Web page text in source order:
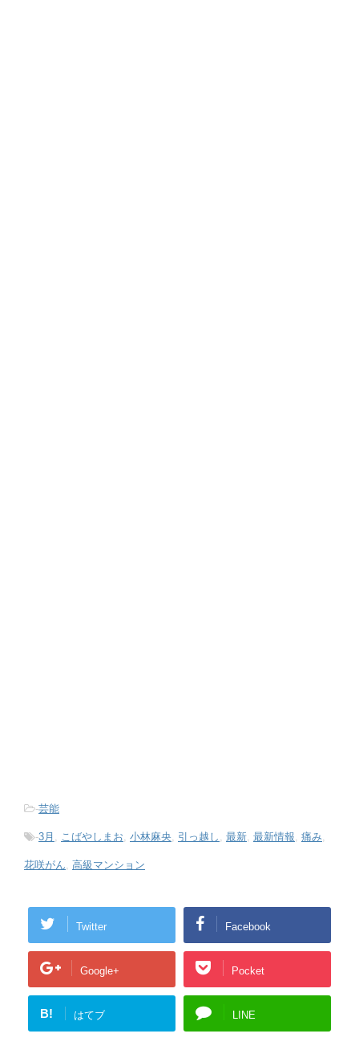
-芸能
-3月 , こばやしまお, 小林麻央, 引っ越し , 最新, 最新情報, 痛み,
花咲がん, 高級マンション
Twitter Facebook
Google+ Pocket
B! はてブ LINE